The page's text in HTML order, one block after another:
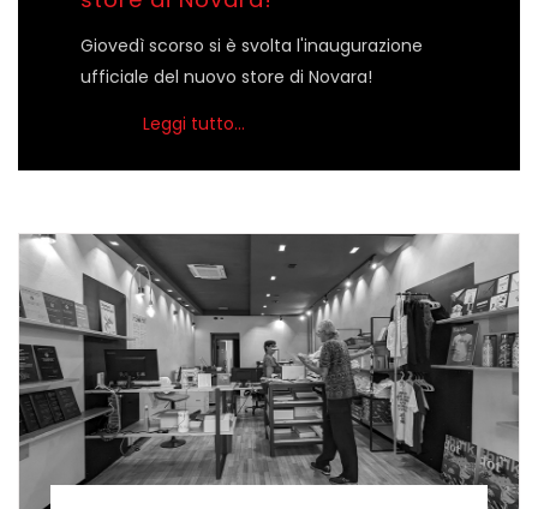
Giovedì scorso si è svolta l'inaugurazione
ufficiale del nuovo store di Novara!
Leggi tutto...